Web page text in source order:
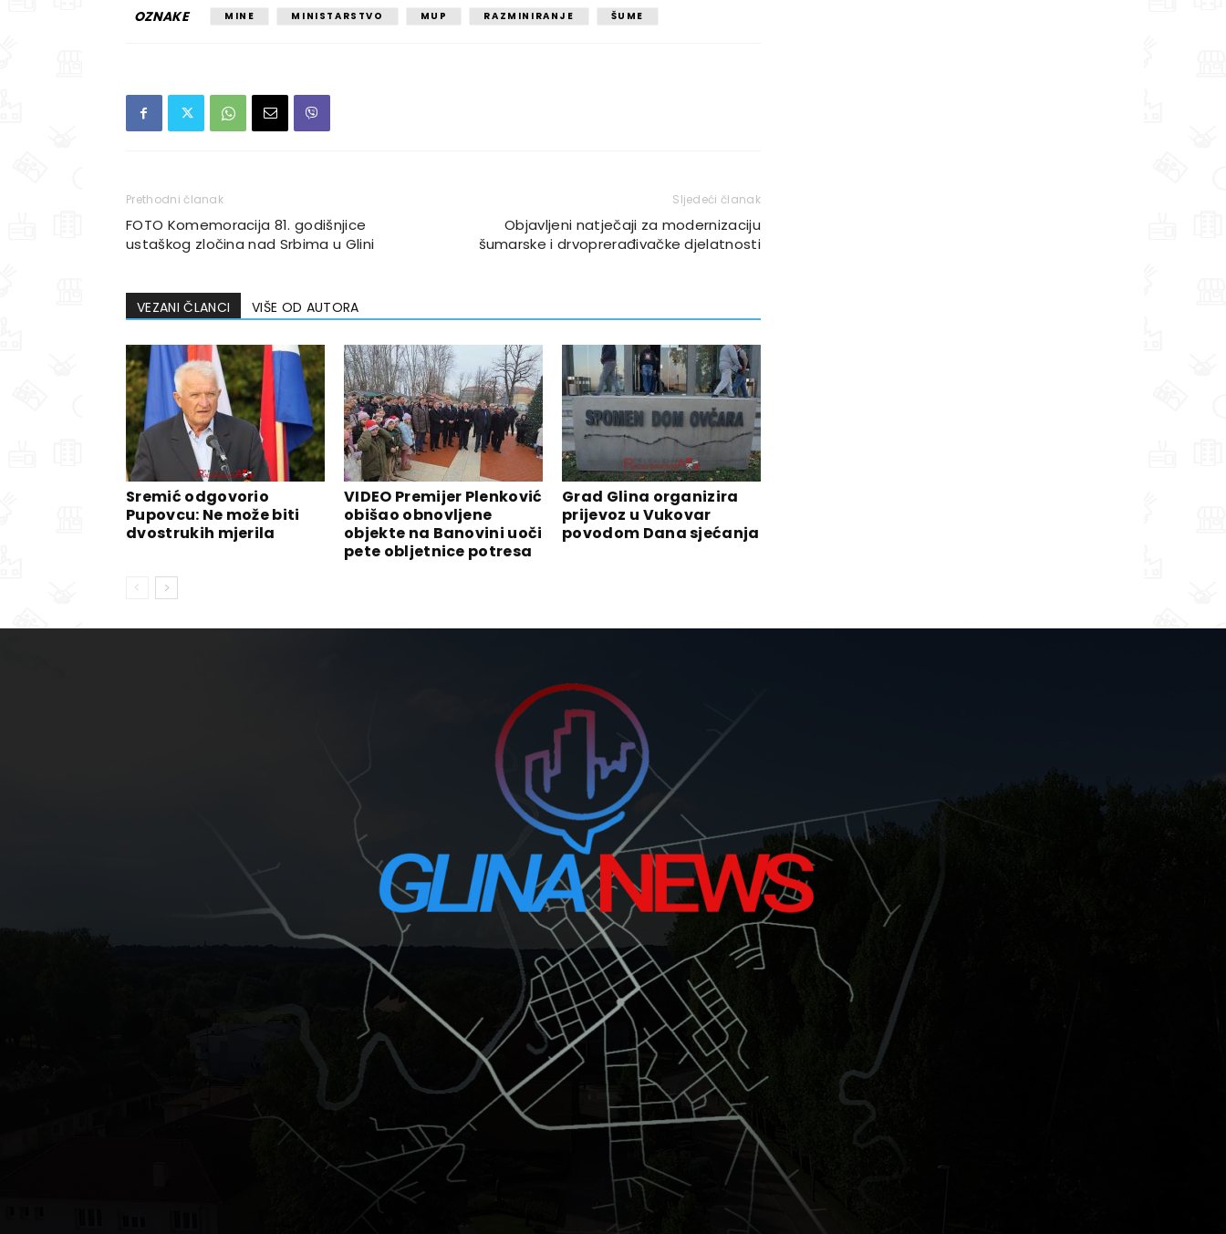
OZNAKE MINE MINISTARSTVO MUP RAZMINIRANJE ŠUME
Prethodni članak
FOTO Komemoracija 81. godišnjice
ustaškog zločina nad Srbima u Glini
Sljedeći članak
Objavljeni natječaji za modernizaciju
šumarske i drvoprerađivačke djelatnosti
VEZANI ČLANCI VIŠE OD AUTORA
Sremić odgovorio
Pupovcu: Ne može biti
dvostrukih mjerila
VIDEO Premijer Plenković
obišao obnovljene
objekte na Banovini uoči
pete obljetnice potresa
Grad Glina organizira
prijevoz u Vukovar
povodom Dana sjećanja